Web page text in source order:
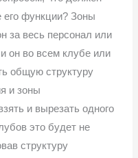
функции? Зоны
за весь персонал или
он во всем клубе или
общую структуру
и зоны
и вырезать одного
это будет не
структуру